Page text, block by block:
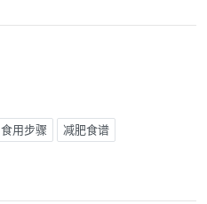
食用步骤 减肥食谱